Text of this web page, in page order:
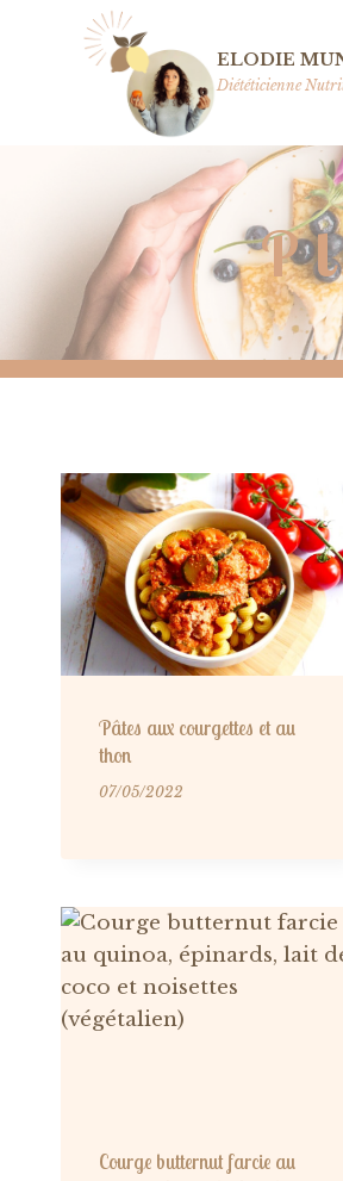
ELODIE
Diététicienne
Pâtes aux courgettes et au
thon
07/05/2022
Courge butternut farcie au